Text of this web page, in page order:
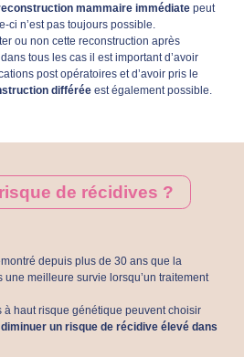
mammaire immédiate peut
n’est pas toujours possible.
ou non cette reconstruction après
tous les cas il est important d’avoir
post opératoires et d’avoir pris le
différée est également possible.
de récidives ?
depuis plus de 30 ans que la
meilleure survie lorsqu’un traitement
haut risque génétique peuvent choisir
diminuer un risque de récidive élevé dans